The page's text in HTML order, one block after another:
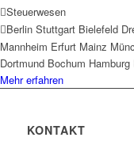
Steuerwesen
Berlin Stuttgart Bielefeld
Mannheim Erfurt Mainz
Dortmund Bochum Hamburg
Mehr erfahren
KONTAKT